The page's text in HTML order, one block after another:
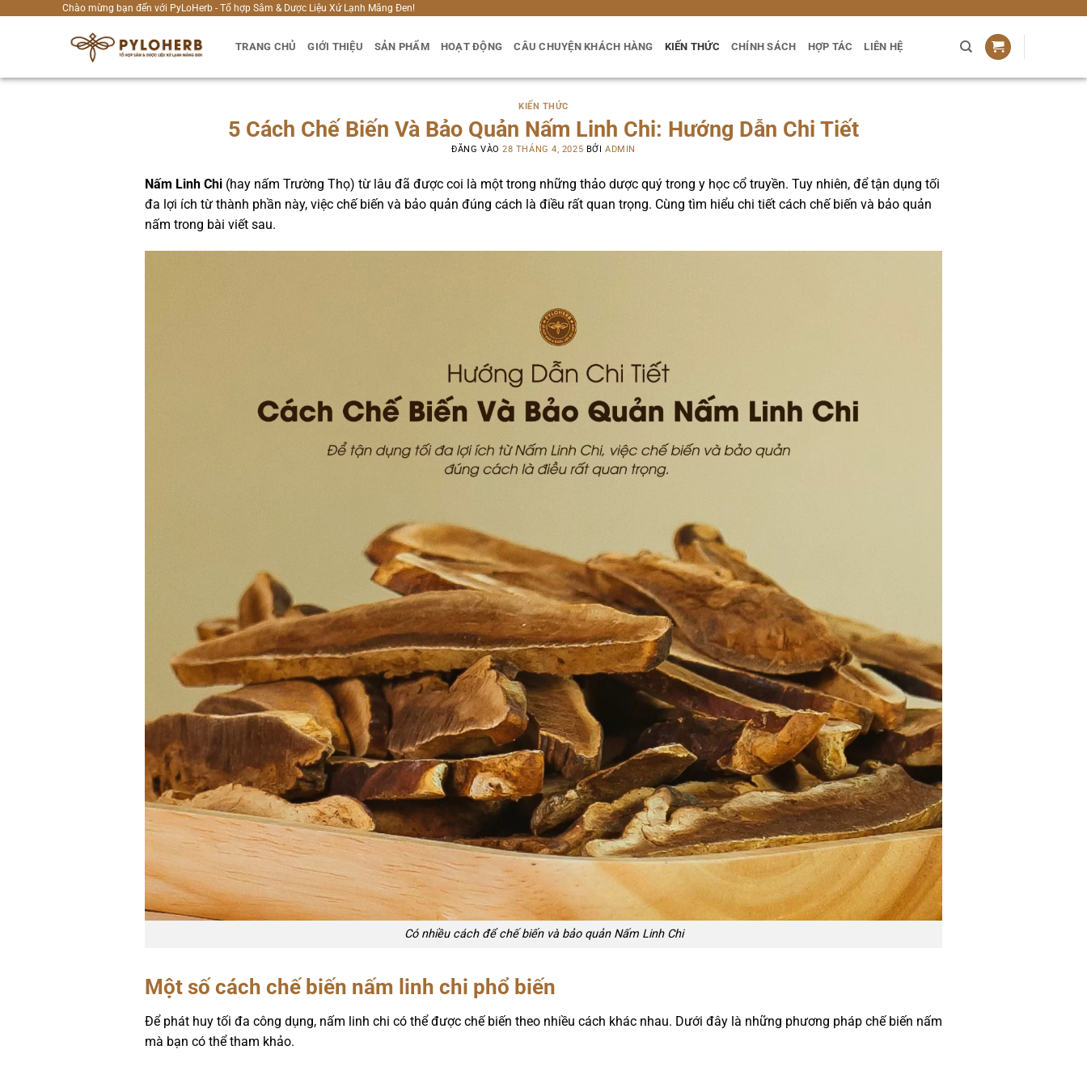
Chào mừng bạn đến với PyLoHerb - Tổ hợp Sâm & Dược Liệu Xứ Lạnh Măng Đen!
TRANG CHỦ GIỚI THIỆU SẢN PHẨM HOẠT ĐỘNG CÂU CHUYỆN KHÁCH HÀNG KIẾN THỨC CHÍNH SÁCH HỢP TÁC LIÊN HỆ
KIẾN THỨC
5 Cách Chế Biến Và Bảo Quản Nấm Linh Chi: Hướng Dẫn Chi Tiết
ĐĂNG VÀO28 THÁNG 4, 2025 BỞI ADMIN
Nấm Linh Chi(hay nấm Trường Thọ) từ lâu đã được coi là một trong những thảo dược quý trong y học cổ truyền. Tuy nhiên, để tận dụng tối
đa lợi ích từ thành phần này, việc chế biến và bảo quản đúng cách là điều rất quan trọng. Cùng tìm hiểu chi tiết cách chế biến và bảo quản
nấm trong bài viết sau.
Có nhiều cách để chế biến và bảo quản Nấm Linh Chi
Một số cách chế biến nấm linh chi phổ biến
Để phát huy tối đa công dụng, nấm linh chi có thể được chế biến theo nhiều cách khác nhau. Dưới đây là những phương pháp chế biến nấm
mà bạn có thể tham khảo.